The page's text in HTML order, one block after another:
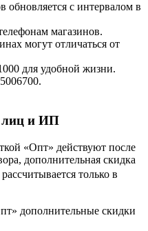
с интервалом в
магазинов.
могут отличаться от
для удобной жизни.
лиц и ИП
«Опт» действуют после
дополнительная скидка
только в
дополнительные скидки